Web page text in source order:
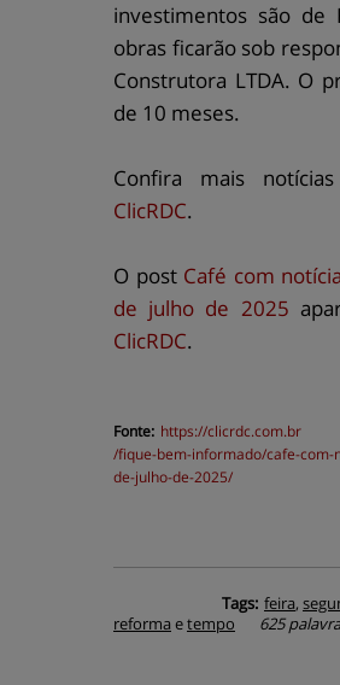
investimentos são
obras ficarão sob
Construtora LTDA. O
de 10 meses.
Confira mais
ClicRDC.
O post Café com
de julho de 2025
ClicRDC.
Fonte: https://clicrdc.com.br
/fique-bem-informado/cafe-
de-julho-de-2025/
Tags: feira,
reforma etempo 625